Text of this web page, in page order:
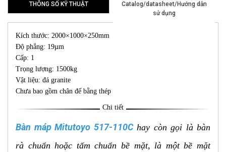
THÔNG SỐ KỸ THUẬT
Catalog/datasheet/Hướng dẫn
sử dụng
Kích thước: 2000×1000×250mm
Độ phẳng: 19µm
Cấp: 1
Trọng lượng: 1500kg
Vật liệu: đá granite
Chưa bao gồm chân đế bằng thép
Chi tiết
Bàn máp Mitutoyo 517-110Chay còn gọi là bàn
rà chuẩn hoặc tấm chuẩn bề mặt, là một bề mặt